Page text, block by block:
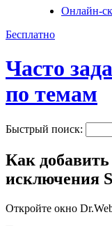
Онлайн-
Бесплатно
Часто
по темам
Быстрый поиск:
Как добавить
исключения
Откройте окно